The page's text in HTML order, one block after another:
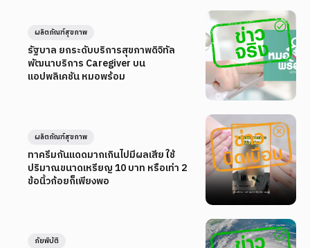
รัฐบาล ยกระดับบริการสุขภาพดิจิทัล
พัฒนาบริการ Caregiver บน
แอปพลิเคชัน หมอพร้อม
ผลิตภัณฑ์สุขภาพ
ทาครีมกันแดดมากเกินไปมีผลเสีย ใช้
ปริมาณขนาดเหรียญ 10 บาท หรือเท่า 2
ข้อนิ้วก้อยก็เพียงพอ
ผลิตภัณฑ์สุขภาพ
ภัยพิบัติ